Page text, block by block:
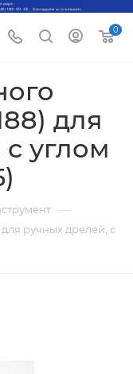
0
для
углом
—
ручных дрелей, с